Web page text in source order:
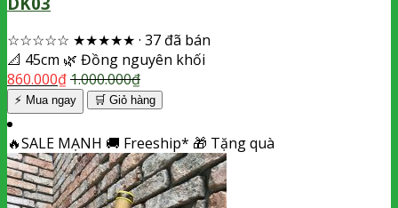
☆☆☆☆☆ ★★★★★ · 37 đã bán
📐 45cm 🌿 Đồng nguyên khối
860.000₫1.000.000₫
⚡ Mua ngay 🛒 Giỏ hàng
🔥SALE MẠNH 🚚 Freeship* 🎁 Tặng quà